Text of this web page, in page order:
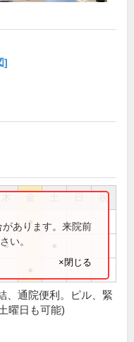
]
祝
●
●
あります。来院前
い。
×閉じる
、通院便利。ピル、緊
曜日も可能)